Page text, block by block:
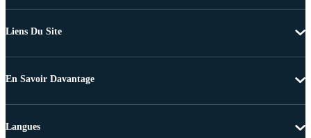
Liens Du Site
En Savoir Davantage
Langues